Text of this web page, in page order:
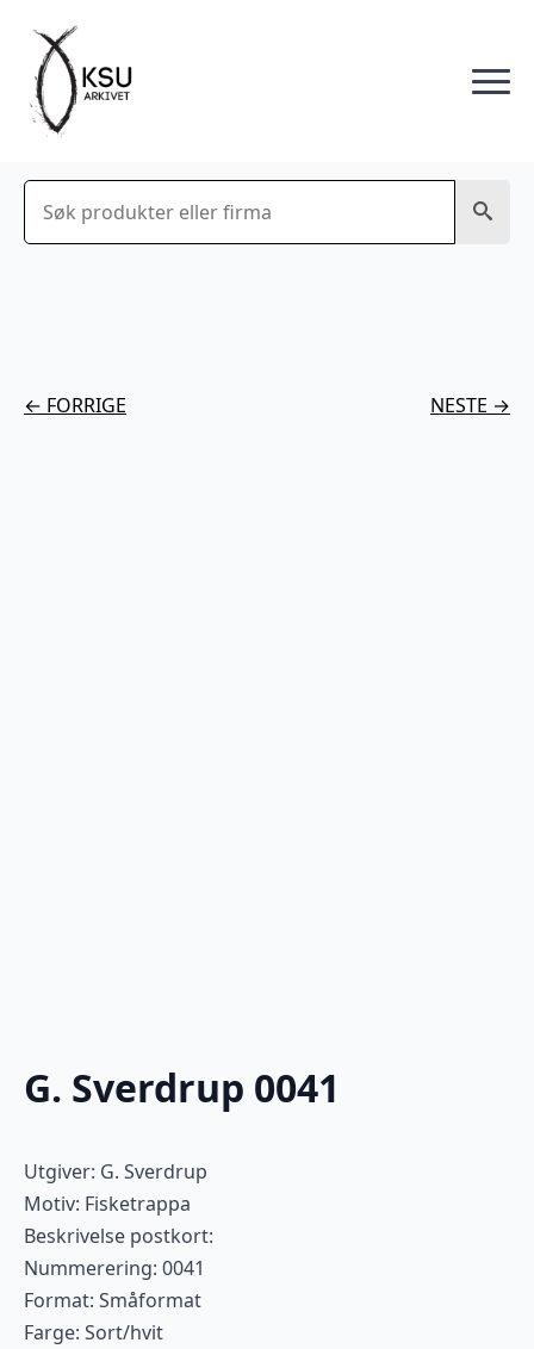
Søk
← FORRIGE NESTE →
G. Sverdrup 0041
Utgiver: G. Sverdrup
Motiv: Fisketrappa
Beskrivelse postkort:
Nummerering: 0041
Format: Småformat
Farge: Sort/hvit